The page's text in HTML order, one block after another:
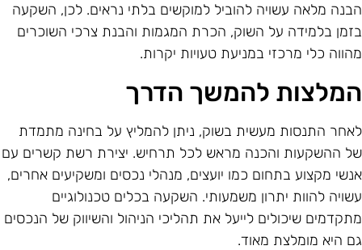
מלאה עשויה להוביל למוקשים בלתי נראים. לכן, השקעה
בלמידה על השוק, הכרת המגמות והבנת צרכי השוכרים
כלי מרכזי במניעת טעויות יקרות.
להמשך הדרך
התנסות מעשית בשוק, ניתן להמליץ על בחינה מתמדת
ההשקעות והכנה מראש לכל תרחיש. יצירת רשת קשרים עם
מקצוע בתחום כמו יועצים, מנהלי נכסים ומשקיעים אחרים,
להוות יתרון משמעותי. השקעה בכלים טכנולוגיים
שיכולים לייעל את תהליכי הניהול והשיווק של הנכסים
היא מומלצת מאוד.